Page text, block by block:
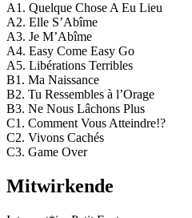
A1. Quelque Chose A Eu Lieu
A2. Elle S’Abîme
A3. Je M’Abîme
A4. Easy Come Easy Go
A5. Libérations Terribles
B1. Ma Naissance
B2. Tu Ressembles à l’Orage
B3. Ne Nous Lâchons Plus
C1. Comment Vous Atteindre!?
C2. Vivons Cachés
C3. Game Over
Mitwirkende